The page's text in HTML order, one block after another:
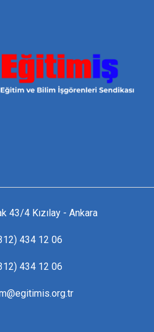
43/4 Kızılay - Ankara
434 12 06
434 12 06